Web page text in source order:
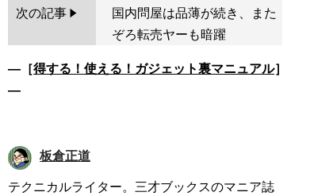
次の記事
国内問屋は品薄が続き、また
ぞろ転売ヤーも暗躍
―［得する！使える！ガジェット裏マニュアル］
―
板倉正道
テクニカルライター。三才ブックスのマニア誌